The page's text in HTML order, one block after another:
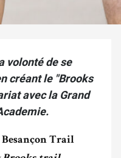
volonté de se
créant le "Brooks
avec la Grand
Trail